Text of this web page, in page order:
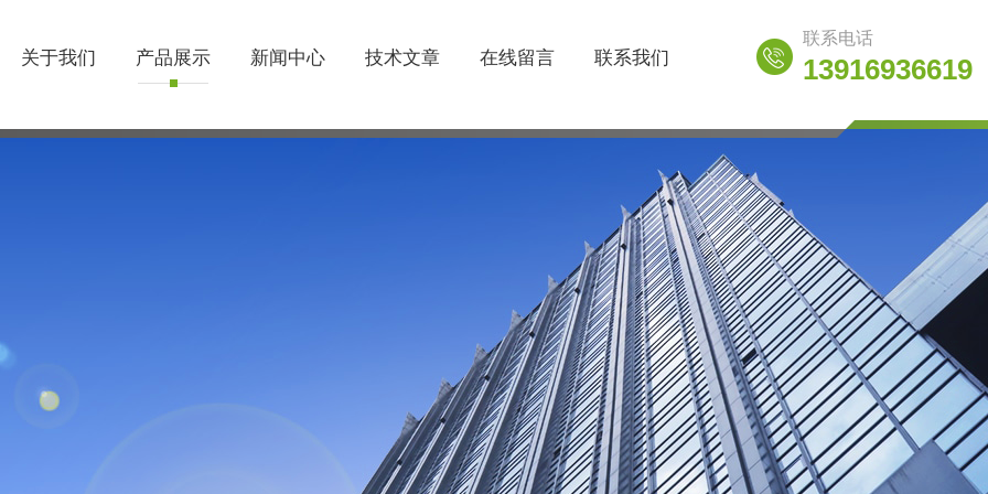
关于我们 产品展示 新闻中心 技术文章 在线留言 联系我们
联系电话
13916936619